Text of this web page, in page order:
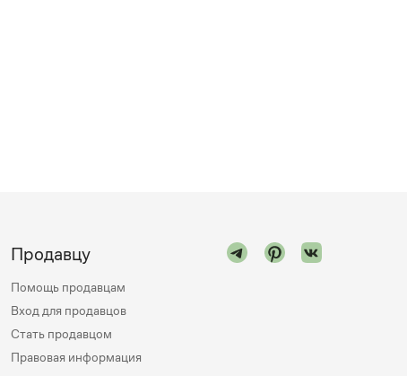
Продавцу
Помощь продавцам
Вход для продавцов
Стать продавцом
Правовая информация